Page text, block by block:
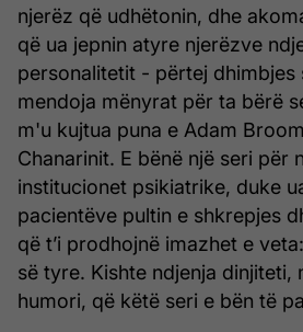
njerëz që udhëtonin, dhe
që ua jepnin atyre njerëzve
personalitetit - përtej dhimbjes
mendoja mënyrat për ta bërë
m'u kujtua puna e Adam
Chanarinit. E bënë një seri për
institucionet psikiatrike, duke
pacientëve pultin e shkrepjes
që t’i prodhojnë imazhet e
së tyre. Kishte ndjenja dinjiteti,
humori, që këtë seri e bën të